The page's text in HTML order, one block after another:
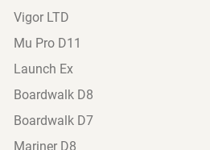
Vigor LTD
Mu Pro D11
Launch Ex
Boardwalk D8
Boardwalk D7
Mariner D8